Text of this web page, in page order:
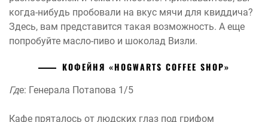
когда-нибудь пробовали на вкус мячи для квиддича?
Здесь, вам представится такая возможность. А еще
попробуйте масло-пиво и шоколад Визли.
КОФЕЙНЯ «HOGWARTS COFFEE SHOP»
Где: Генерала Потапова 1/5
Кафе пряталось от людских глаз под грифом